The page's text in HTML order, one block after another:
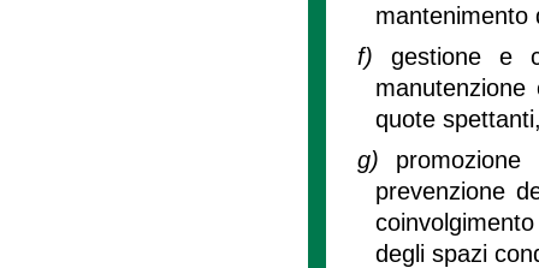
mantenimento
f) gestione e
manutenzione
quote
g)
prevenzione
degli spazi